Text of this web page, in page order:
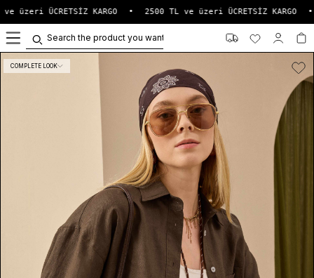
üzeri ÜCRETSİZ KARGO • 2500 TL ve üzeri ÜCRETSİZ KARGO •
COMPLETE LOOK